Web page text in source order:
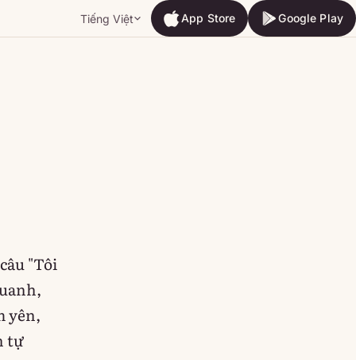
Tiếng Việt App Store
App Store
Google Play
Google Play
"Tôi
yên,
tự